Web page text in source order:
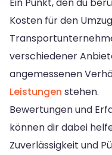
Kosten für den
verschiedener
angemessenen
Leistungen stehen.
Bewertungen und
können dir dabei
Zuverlässigkeit und